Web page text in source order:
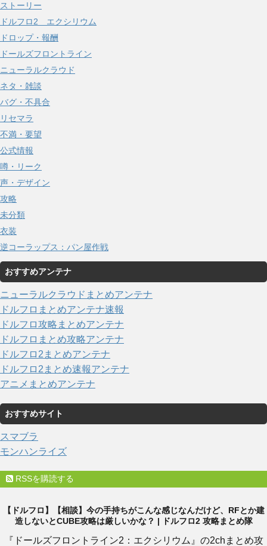
ストーリー
ドルフロ2 エクシリウム
ドロップ・報酬
ドールズフロントライン
ニューラルクラウド
ネタ・雑談
バグ・不具合
リセマラ
不満・要望
公式情報
噂・リーク
声・デザイン
攻略
未分類
衣装
逆コーラップス：パン屋作戦
おすすめアンテナ
ニューラルクラウドまとめアンテナ
ドルフロまとめアンテナ速報
ドルフロ攻略まとめアンテナ
ドルフロまとめ攻略アンテナ
ドルフロ2まとめアンテナ
ドルフロ2まとめ速報アンテナ
アニメまとめアンテナ
おすすめサイト
スマブラ
モンハンライズ
RSSを購読する
【ドルフロ】【相談】今の手持ちがこんな感じなんだけど、RFとか建
造しないとCUBE攻略は厳しいかな？ | ドルフロ2 攻略まとめ隊
『ドールズフロントライン2：エクシリウム』の2chまとめ攻